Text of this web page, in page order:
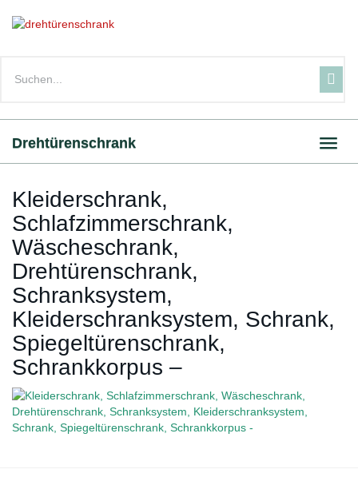
Drehtürenschrank
Kleiderschrank,
Schlafzimmerschrank,
Wäscheschrank,
Drehtürenschrank,
Schranksystem,
Kleiderschranksystem, Schrank,
Spiegeltürenschrank,
Schrankkorpus –